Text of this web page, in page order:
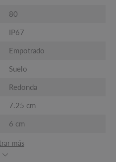
80
IP67
Empotrado
Suelo
Redonda
7.25 cm
6 cm
más